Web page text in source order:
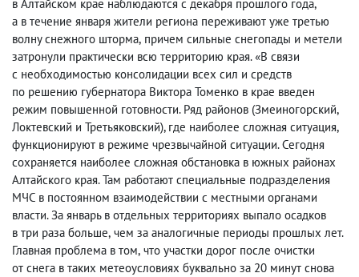
в Алтайском крае наблюдаются с декабря прошлого года,
а в течение января жители региона переживают уже третью
волну снежного шторма, причем сильные снегопады и метели
затронули практически всю территорию края. «В связи
с необходимостью консолидации всех сил и средств
по решению губернатора Виктора Томенко в крае введен
режим повышенной готовности. Ряд районов (Змеиногорский,
Локтевский и Третьяковский), где наиболее сложная ситуация,
функционируют в режиме чрезвычайной ситуации. Сегодня
сохраняется наиболее сложная обстановка в южных районах
Алтайского края. Там работают специальные подразделения
МЧС в постоянном взаимодействии с местными органами
власти. За январь в отдельных территориях выпало осадков
в три раза больше, чем за аналогичные периоды прошлых лет.
Главная проблема в том, что участки дорог после очистки
от снега в таких метеоусловиях буквально за 20 минут снова